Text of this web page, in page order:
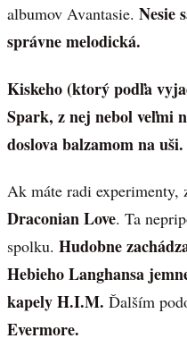
albumov Avantasie. Nesie
správne melodická.
Kiskeho (ktorý podľa
Spark, z nej nebol veľmi
doslova balzamom na uši.
Ak máte radi experimenty,
Draconian Love. Ta
spolku. Hudobne
Hebieho Langhansa
kapely H.I.M. Ďalším
Evermore.